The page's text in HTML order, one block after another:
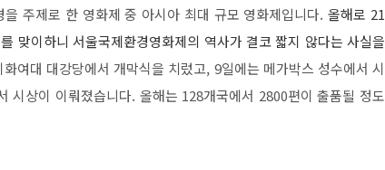
주제로 한 영화제 중 아시아 최대 규모 영화제입니다.올해로 21
맞이하니 서울국제환경영화제의 역사가 결코 짧지 않다는 사실을
여대 대강당에서 개막식을 치렀고, 9일에는 메가박스 성수에서 시
시상이 이뤄졌습니다. 올해는 128개국에서 2800편이 출품될 정도